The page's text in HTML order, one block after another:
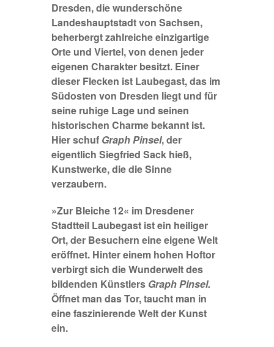
Dresden, die wunderschöne
Landeshauptstadt von Sachsen,
beherbergt zahlreiche einzigartige
Orte und Viertel, von denen jeder
eigenen Charakter besitzt. Einer
dieser Flecken ist Laubegast, das im
Südosten von Dresden liegt und für
seine ruhige Lage und seinen
historischen Charme bekannt ist.
Hier schuf Graph Pinsel, der
eigentlich Siegfried Sack hieß,
Kunstwerke, die die Sinne
verzaubern.
»Zur Bleiche 12« im Dresdener
Stadtteil Laubegast ist ein heiliger
Ort, der Besuchern eine eigene Welt
eröffnet. Hinter einem hohen Hoftor
verbirgt sich die Wunderwelt des
bildenden Künstlers Graph Pinsel.
Öffnet man das Tor, taucht man in
eine faszinierende Welt der Kunst
ein.